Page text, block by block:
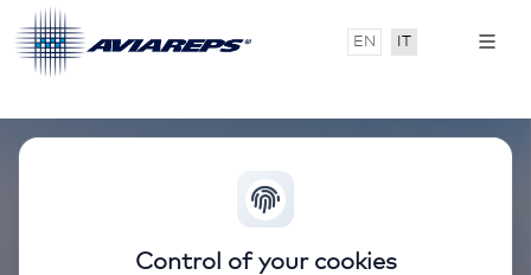
Control of your cookies
EN IT